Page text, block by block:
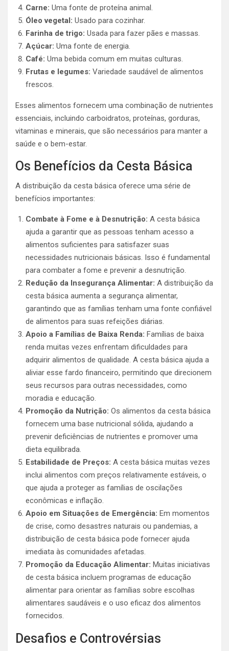
Carne: Uma fonte de proteína animal.
Óleo vegetal: Usado para cozinhar.
Farinha de trigo: Usada para fazer pães e massas.
Açúcar: Uma fonte de energia.
Café: Uma bebida comum em muitas culturas.
Frutas e legumes: Variedade saudável de alimentos
frescos.
Esses alimentos fornecem uma combinação de nutrientes
essenciais, incluindo carboidratos, proteínas, gorduras,
vitaminas e minerais, que são necessários para manter a
saúde e o bem-estar.
Os Benefícios da Cesta Básica
A distribuição da cesta básica oferece uma série de
benefícios importantes:
Combate à Fome e à Desnutrição: A cesta básica
ajuda a garantir que as pessoas tenham acesso a
alimentos suficientes para satisfazer suas
necessidades nutricionais básicas. Isso é fundamental
para combater a fome e prevenir a desnutrição.
Redução da Insegurança Alimentar: A distribuição da
cesta básica aumenta a segurança alimentar,
garantindo que as famílias tenham uma fonte confiável
de alimentos para suas refeições diárias.
Apoio a Famílias de Baixa Renda: Famílias de baixa
renda muitas vezes enfrentam dificuldades para
adquirir alimentos de qualidade. A cesta básica ajuda a
aliviar esse fardo financeiro, permitindo que direcionem
seus recursos para outras necessidades, como
moradia e educação.
Promoção da Nutrição: Os alimentos da cesta básica
fornecem uma base nutricional sólida, ajudando a
prevenir deficiências de nutrientes e promover uma
dieta equilibrada.
Estabilidade de Preços: A cesta básica muitas vezes
inclui alimentos com preços relativamente estáveis, o
que ajuda a proteger as famílias de oscilações
econômicas e inflação.
Apoio em Situações de Emergência: Em momentos
de crise, como desastres naturais ou pandemias, a
distribuição de cesta básica pode fornecer ajuda
imediata às comunidades afetadas.
Promoção da Educação Alimentar: Muitas iniciativas
de cesta básica incluem programas de educação
alimentar para orientar as famílias sobre escolhas
alimentares saudáveis e o uso eficaz dos alimentos
fornecidos.
Desafios e Controvérsias